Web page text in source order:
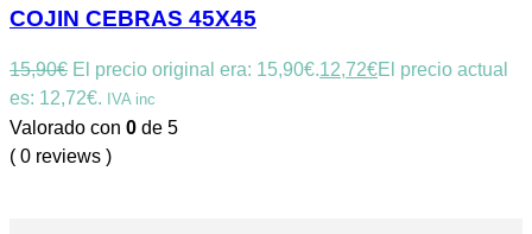
COJIN CEBRAS 45X45
15,90€ El precio original era: 15,90€.12,72€El precio actual
es: 12,72€. IVA inc
Valorado con 0 de 5
( 0 reviews )